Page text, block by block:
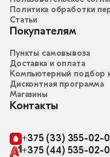
Политика обработки
Статьи
Покупателям
Пункты самовывоза
Доставка и оплата
Компьютерный подбор
Дисконтная программа
Магазины
Контакты
+375 (33) 355-02-
+375 (44) 535-02-